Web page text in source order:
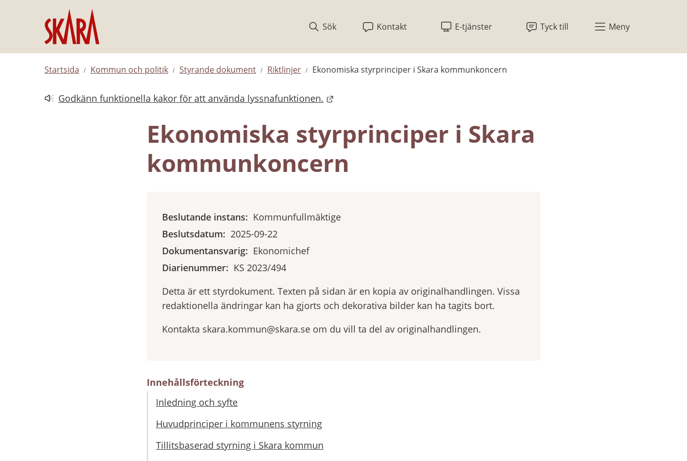
Hoppa till innehåll
Sök
Kontakt E-tjänster Tyck till Meny
Startsida Kommun och politik Styrande dokument Riktlinjer Ekonomiska styrprinciper i Skara kommunkoncern
Godkänn funktionella kakor för att använda lyssnafunktionen.
Länk till annan webbplats.
Ekonomiska styrprinciper i Skara
kommunkoncern
Beslutande instans: Kommunfullmäktige
Beslutsdatum: 2025-09-22
Dokumentansvarig: Ekonomichef
Diarienummer: KS 2023/494
Detta är ett styrdokument. Texten på sidan är en kopia av originalhandlingen. Vissa
redaktionella ändringar kan ha gjorts och dekorativa bilder kan ha tagits bort.
Kontakta skara.kommun@skara.se om du vill ta del av originalhandlingen.
Innehållsförteckning
Inledning och syfte
Huvudprinciper i kommunens styrning
Tillitsbaserad styrning i Skara kommun